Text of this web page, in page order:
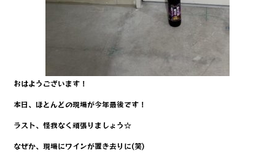
おはようございます！
本日、ほとんどの現場が今年最後です！
ラスト、怪我なく頑張りましょう☆
なぜか、現場にワインが置き去りに(笑)